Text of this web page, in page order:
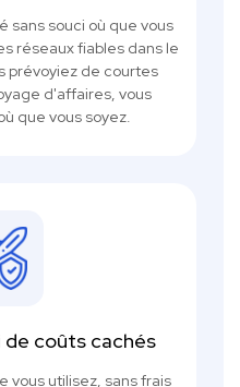
sans souci où que vous
réseaux fiables dans le
prévoyiez de courtes
d'affaires, vous
que vous soyez.
de coûts cachés
vous utilisez, sans frais